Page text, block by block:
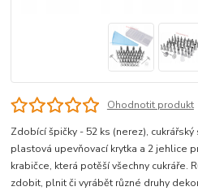
Ohodnotit produkt
Zdobící špičky - 52 ks (nerez),
plastová upevňovací krytka a 2 jehlice
krabičce, která potěší všechny cukráře.
zdobit, plnit či vyrábět různé druhy